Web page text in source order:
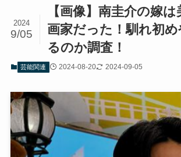
【画像】南圭介の嫁
画家だった！馴れ初
るのか調査！
2024
9/05
芸能関連 2024-08-20 2024-09-05